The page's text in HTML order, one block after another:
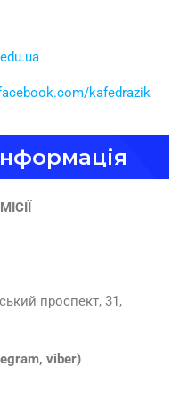
kafedrazik
проспект, 31,
viber)